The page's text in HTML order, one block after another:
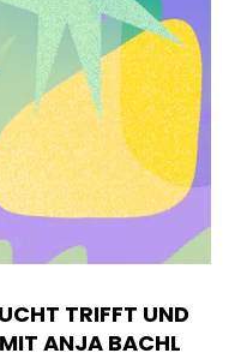
TRIFFT UND
ANJA BACHL